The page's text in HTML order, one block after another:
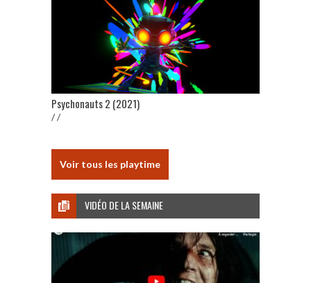
Psychonauts 2 (2021)
/ /
Voir tous les playtime
VIDÉO DE LA SEMAINE